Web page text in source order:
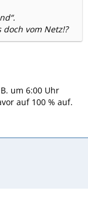
vom Netz!?
um 6:00 Uhr
auf 100 % auf.